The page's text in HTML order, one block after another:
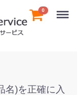
0 Menu
名)を正確に入